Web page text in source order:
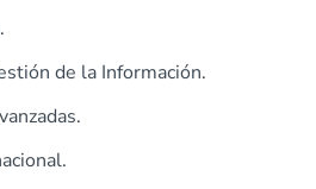
de la Información.